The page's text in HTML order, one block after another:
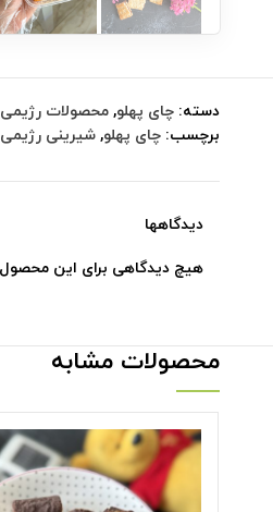
دسته: چای پهلو, محصولات رژیمی
برچسب: چای پهلو, شیرینی رژیمی
دیدگاهها
هیچ دیدگاهی برای این
محصولات مشابه